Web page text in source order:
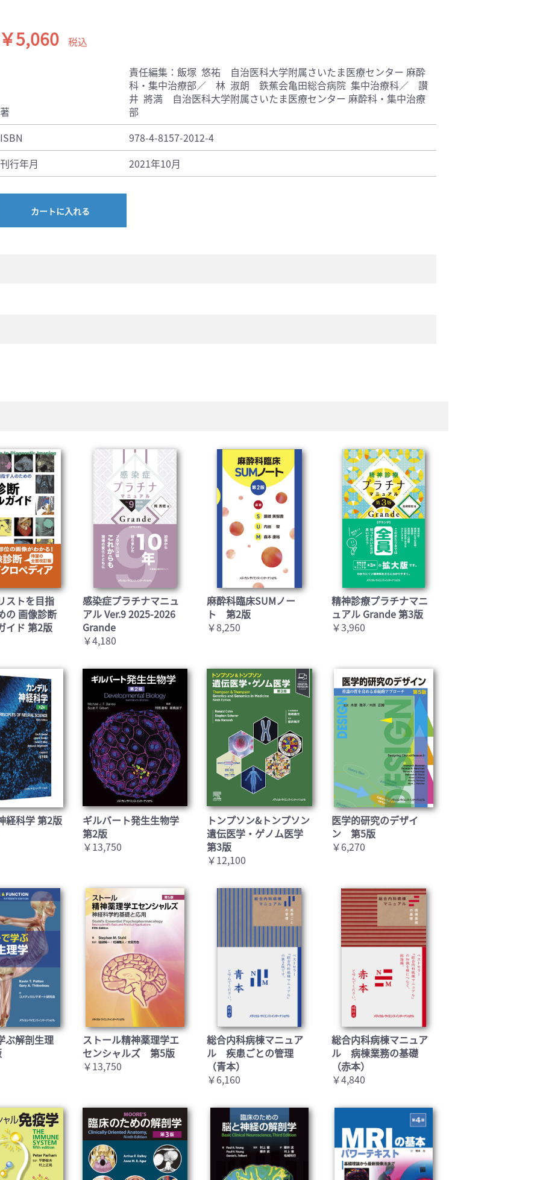
￥5,060 税込
著
責任編集：飯塚 悠祐 自治医科大学附属さいたま医療センター 麻酔
科・集中治療部／ 林 淑朗 鉄蕉会亀田総合病院 集中治療科／ 讃
井 將満 自治医科大学附属さいたま医療センター 麻酔科・集中治療
部
ISBN
978-4-8157-2012-4
刊行年月
2021年10月
カートに入れる
ストを目指
の 画像診断
イド 第2版
感染症プラチナマニュ
アル Ver.9 2025-2026
Grande
￥4,180
麻酔科臨床SUMノー
ト 第2版
￥8,250
精神診療プラチナマニ
ュアル Grande 第3版
￥3,960
経科学 第2版
ギルバート発生生物学
第2版
￥13,750
トンプソン&トンプソン
遺伝医学・ゲノム医学
第3版
￥12,100
医学的研究のデザイ
ン 第5版
￥6,270
ぶ解剖生理
ストール精神薬理学エ
センシャルズ 第5版
￥13,750
総合内科病棟マニュア
ル 疾患ごとの管理
（青本）
￥6,160
総合内科病棟マニュア
ル 病棟業務の基礎
（赤本）
￥4,840